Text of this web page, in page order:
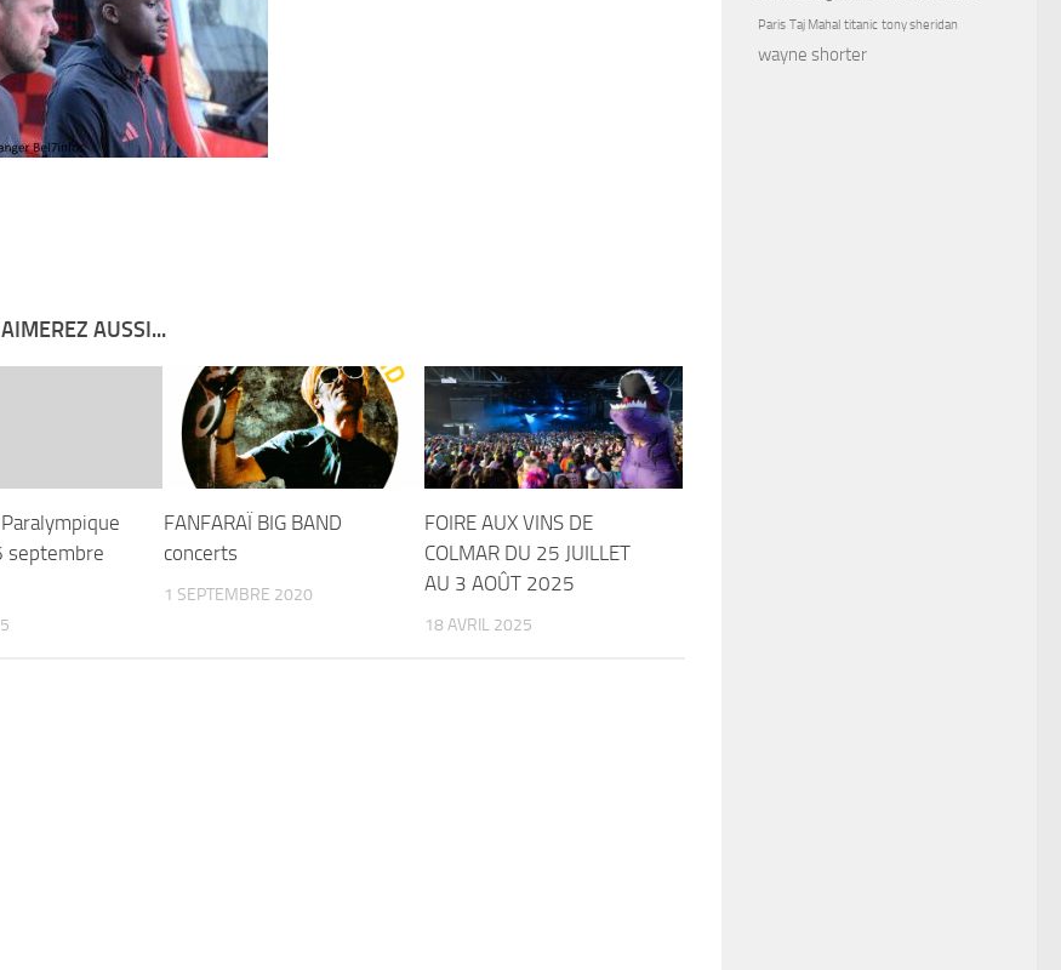
AUSSI...
septembre
FANFARAÏ BIG BAND
concerts
1 SEPTEMBRE 2020
FOIRE AUX VINS DE
COLMAR DU 25 JUILLET
AU 3 AOÛT 2025
18 AVRIL 2025
Paris Taj Mahal titanic tony sheridan
wayne shorter